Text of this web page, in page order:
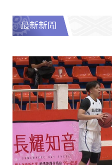
最新新聞